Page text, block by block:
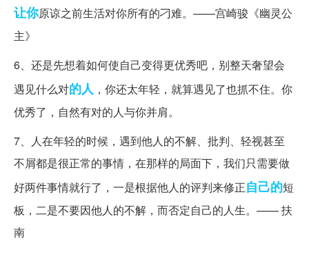
让你原谅之前生活对你所有的刁难。——宫崎骏《幽灵公
主》
6、还是先想着如何使自己变得更优秀吧，别整天奢望会
遇见什么对的人 ，你还太年轻，就算遇见了也抓不住。你
优秀了，自然有对的人与你并肩。
7、人在年轻的时候，遇到他人的不解、批判、轻视甚至
不屑都是很正常的事情，在那样的局面下，我们只需要做
好两件事情就行了，一是根据他人的评判来修正自己的短
板，二是不要因他人的不解，而否定自己的人生。—— 扶
南